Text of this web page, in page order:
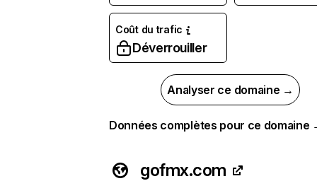
Coût du trafic
Déverrouiller
Analyser ce domaine →
Données complètes pour ce domaine
gofmx.com